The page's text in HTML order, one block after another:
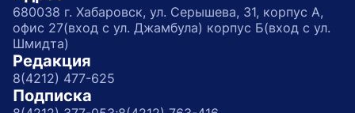
680038 г. Хабаровск, ул. Серышева, 31, корпус А,
офис 27(вход с ул. Джамбула) корпус Б(вход с ул.
Шмидта)
Редакция
8(4212) 477-625
Подписка